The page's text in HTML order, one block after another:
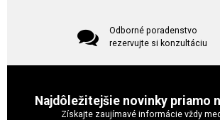
Odborné poradenstvo
rezervujte si konzultáciu
Najdôležitejšie novinky priamo
Získajte zaujímavé informácie vždy